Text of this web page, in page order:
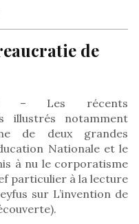
de
– Les récents
illustrés notamment
de deux grandes
Nationale et le
à nu le corporatisme
particulier à la lecture
sur L’invention de